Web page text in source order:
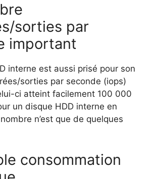
sorties par
important
interne est aussi prisé pour son
sorties par seconde (iops)
ci atteint facilement 100 000
un disque HDD interne en
n’est que de quelques
consommation